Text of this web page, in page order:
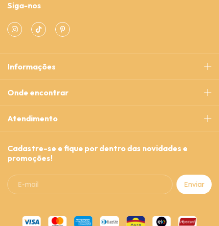
Siga-nos
Informações
Onde encontrar
Atendimento
Cadastre-se e fique por dentro das novidades e
promoções!